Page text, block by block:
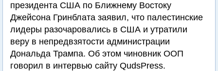
президента США по Ближнему Востоку
Джейсона Гринблата заявил, что палестинские
лидеры разочаровались в США и утратили
веру в непредвзятости администрации
Дональда Трампа. Об этом чиновник ООП
говорил в интервью сайту QudsPress.